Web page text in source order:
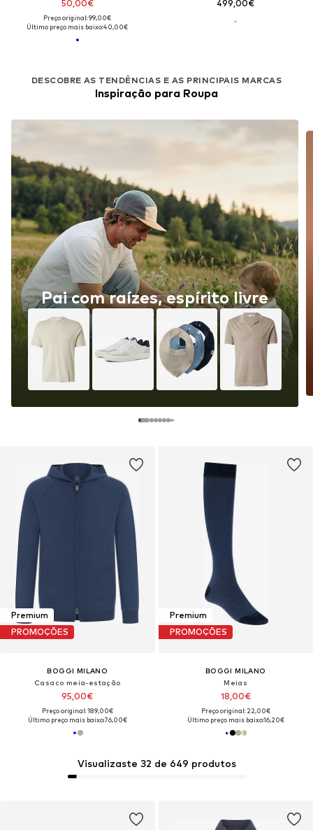
50,00€
Preço original: 99,00€
Último preço mais baixo:40,00€
499,00€
Premium
PROMOÇÕES
BOGGI MILANO
Casaco meia-estação
95,00€
Preço original: 189,00€
Último preço mais baixo:76,00€
DESCOBRE AS TENDÊNCIAS E AS PRINCIPAIS MARCAS
Inspiração para Roupa
Pai com raízes, espírito livre
Premium
PROMOÇÕES
BOGGI MILANO
Meias
18,00€
Preço original: 22,00€
Último preço mais baixo:16,20€
Visualizaste 32 de 649 produtos